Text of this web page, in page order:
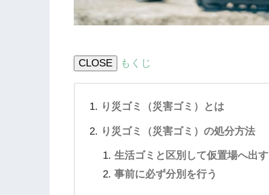
CLOSE もくじ
り災ゴミ（災害ゴミ）とは
り災ゴミ（災害ゴミ）の処分方法
生活ゴミと区別して仮置場へ出す
事前に必ず分別を行う